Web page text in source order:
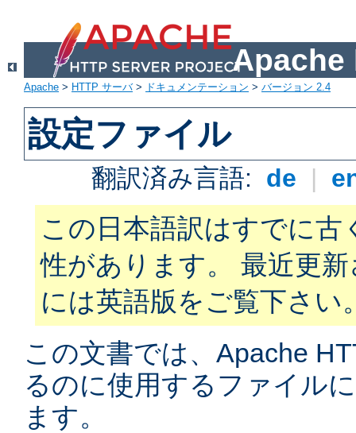
Apache
Apache > HTTP サーバ> ドキュメンテーション > バージョン 2.4
設定ファイル
翻訳済み言語: de |
この日本語訳はすでに古
性があります。 最近更
には英語版をご覧下さい
この文書では、Apache
るのに使用するファイル
ます。